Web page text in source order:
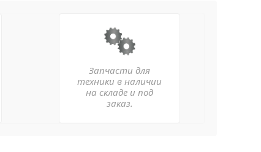
Запчасти для
техники в наличии
на складе и под
заказ.